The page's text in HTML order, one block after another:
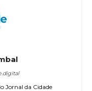
Jornal da Cidade